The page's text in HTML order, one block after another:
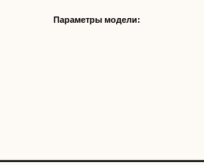
Параметры модели: